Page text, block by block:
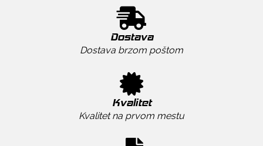
Dostava
Dostava brzom poštom
Kvalitet
Kvalitet na prvom mestu